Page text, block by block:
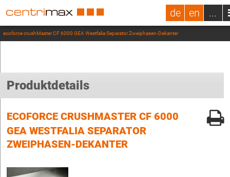
de en ...
ecoforce crushMaster CF 6000 GEA Westfalia Separator Zweiphasen-Dekanter
Produktdetails
ECOFORCE CRUSHMASTER CF 6000
GEA WESTFALIA SEPARATOR
ZWEIPHASEN-DEKANTER